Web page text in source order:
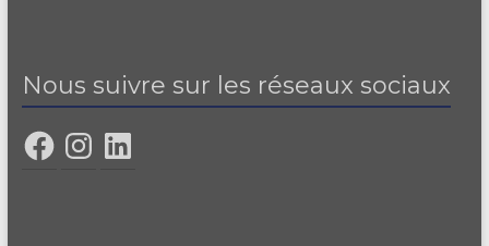
Nous suivre sur les réseaux sociaux